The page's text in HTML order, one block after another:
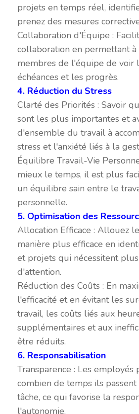
projets en temps réel,
prenez des mesures
Collaboration d'Équipe :
collaboration en permettant
membres de l'équipe de voir
échéances et les progrès.
4. Réduction du Stress
Clarté des Priorités : Savoir
sont les plus importantes et
d'ensemble du travail à
stress et l'anxiété liés à la
Équilibre Travail-Vie
mieux le temps, il est plus
un équilibre sain entre le
personnelle.
5. Optimisation des
Allocation Efficace : Allouez
manière plus efficace en
et projets qui nécessitent
d'attention.
Réduction des Coûts : En
l'efficacité et en évitant les
travail, les coûts liés aux
supplémentaires et aux
être réduits.
6. Responsabilisation
Transparence : Les employés
combien de temps ils
tâche, ce qui favorise la
l'autonomie.